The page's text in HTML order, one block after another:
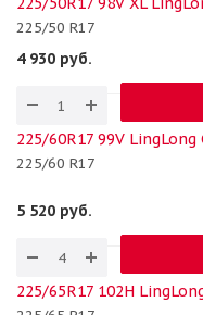
225/50 R17
4 930 руб.
225/60R17 99V
225/60 R17
5 520 руб.
225/65R17 102H